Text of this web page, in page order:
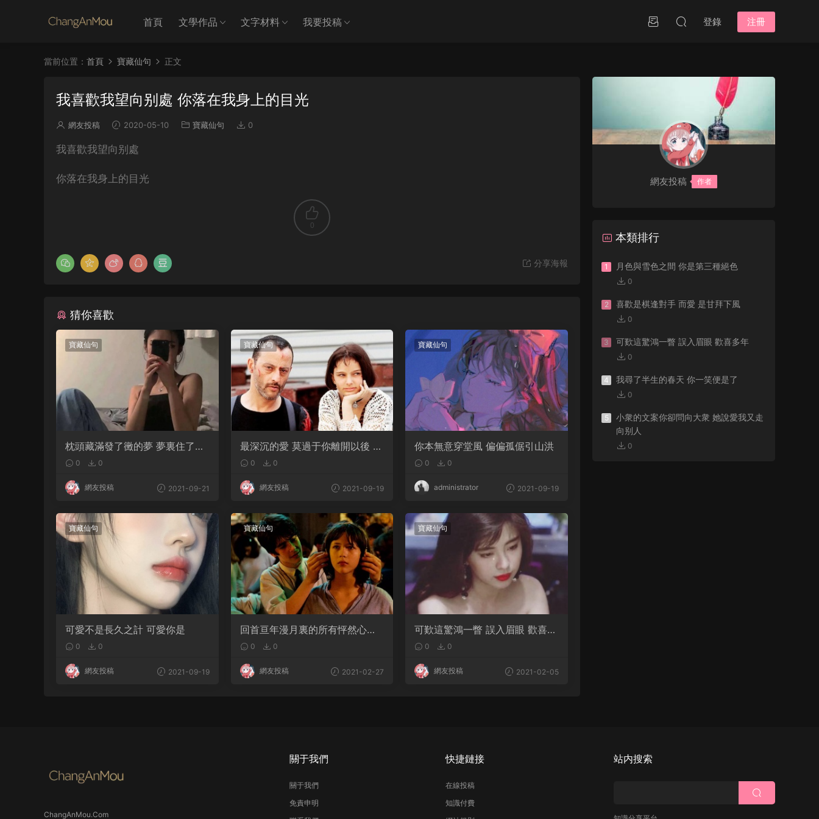
首頁 文學作品 文字材料 我要投稿 登錄 注冊
當前位置： 首頁 寶藏仙句 正文
我喜歡我望向别處 你落在我身上的目光
網友投稿 2020-05-10 寶藏仙句 0
我喜歡我望向别處
你落在我身上的目光
0
分享海報
猜你喜歡
寶藏仙句
枕頭藏滿發了黴的夢 夢裏住了無
法擁有的人
0 0
網友投稿 2021-09-21
寶藏仙句
最深沉的愛 莫過于你離開以後 我
活成了你的樣子
0 0
網友投稿 2021-09-19
寶藏仙句
你本無意穿堂風 偏偏孤倨引山洪
0 0
administrator 2021-09-19
寶藏仙句
可愛不是長久之計 可愛你是
0 0
網友投稿 2021-09-19
寶藏仙句
回首亘年漫月裏的所有怦然心動
你仍拔得頭籌
0 0
網友投稿 2021-02-27
寶藏仙句
可歎這驚鴻一瞥 誤入眉眼 歡喜多
年 0 0
網友投稿 2021-02-05
網友投稿 作者
本類排行
1 月色與雪色之間 你是第三種絕色
0
2 喜歡是棋逢對手 而愛 是甘拜下風
0
3 可歎這驚鴻一瞥 誤入眉眼 歡喜多年
0
4 我尋了半生的春天 你一笑便是了
0
5
小衆的文案你卻問向大衆 她說愛我又走
向别人
0
ChangAnMou.Com
關于我們
關于我們
免責申明
快捷鏈接
在線投稿
知識付費
站内搜索